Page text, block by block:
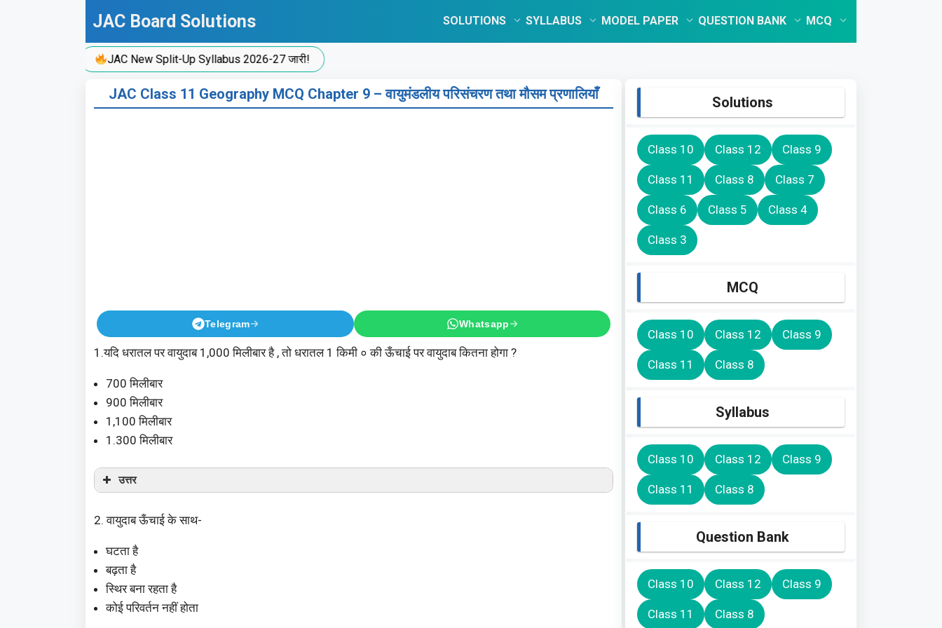
JAC Board Solutions SOLUTIONS SYLLABUS MODEL PAPER QUESTION BANK MCQ
JAC New Split-Up Syllabus 2026-27 जारी!
JAC Class 11 Geography MCQ Chapter 9 – वायुमंडलीय परिसंचरण तथा मौसम प्रणालियाँ
Telegram Whatsapp
1.यदि धरातल पर वायुदाब 1,000 मिलीबार है , तो धरातल 1 किमी ० की ऊँचाई पर वायुदाब कितना होगा ?
700 मिलीबार
900 मिलीबार
1,100 मिलीबार
1.300 मिलीबार
उत्तर
2. वायुदाब ऊँचाई के साथ-
घटता है
बढ़ता है
स्थिर बना रहता है
कोई परिवर्तन नहीं होता
Solutions
Class 10 Class 12 Class 9
Class 11 Class 8 Class 7
Class 6 Class 5 Class 4
Class 3
MCQ
Class 10 Class 12 Class 9
Class 11 Class 8
Syllabus
Class 10 Class 12 Class 9
Class 11 Class 8
Question Bank
Class 10 Class 12 Class 9
Class 11 Class 8